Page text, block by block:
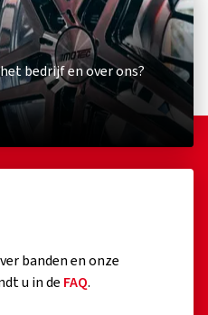
bedrijf en over ons?
banden en onze
u in de FAQ.